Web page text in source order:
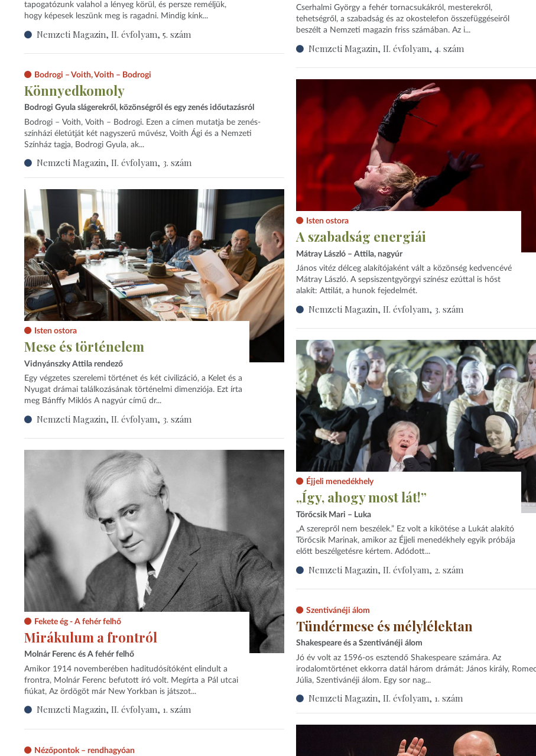
tapogatózunk valahol a lényeg körül, és persze reméljük,
hogy képesek leszünk meg is ragadni. Mindig kínk...
Nemzeti Magazin, II. évfolyam, 5. szám
Cserhalmi György a fehér tornacsukákról, mesterekről,
tehetségről, a szabadság és az okostelefon összefüggéseiről
beszélt a Nemzeti magazin friss számában. Az i...
Nemzeti Magazin, II. évfolyam, 4. szám
Bodrogi – Voith, Voith – Bodrogi
Könnyedkomoly
Bodrogi Gyula slágerekről, közönségről és egy zenés időutazásról
Bodrogi – Voith, Voith – Bodrogi. Ezen a címen mutatja be zenés-
színházi életútját két nagyszerű művész, Voith Ági és a Nemzeti
Színház tagja, Bodrogi Gyula, ak...
Nemzeti Magazin, II. évfolyam, 3. szám
Isten ostora
A szabadság energiái
Mátray László – Attila, nagyúr
János vitéz délceg alakítójaként vált a közönség kedvencévé
Mátray László. A sepsiszentgyörgyi színész ezúttal is hőst
alakít: Attilát, a hunok fejedelmét.
Nemzeti Magazin, II. évfolyam, 3. szám
Isten ostora
Mese és történelem
Vidnyánszky Attila rendező
Egy végzetes szerelemi történet és két civilizáció, a Kelet és a
Nyugat drámai találkozásának történelmi dimenziója. Ezt írta
meg Bánffy Miklós A nagyúr című dr...
Nemzeti Magazin, II. évfolyam, 3. szám
Éjjeli menedékhely
„Így, ahogy most lát!”
Törőcsik Mari – Luka
„A szerepről nem beszélek.” Ez volt a kikötése a Lukát alakító
Törőcsik Marinak, amikor az Éjjeli menedékhely egyik próbája
előtt beszélgetésre kértem. Adódott...
Nemzeti Magazin, II. évfolyam, 2. szám
Fekete ég - A fehér felhő
Mirákulum a frontról
Molnár Ferenc és A fehér felhő
Amikor 1914 novemberében haditudósítóként elindult a
frontra, Molnár Ferenc befutott író volt. Megírta a Pál utcai
fiúkat, Az ördögöt már New Yorkban is játszot...
Nemzeti Magazin, II. évfolyam, 1. szám
Szentivánéji álom
Tündérmese és mélylélektan
Shakespeare és a Szentivánéji álom
Jó év volt az 1596-os esztendő Shakespeare számára. Az
irodalomtörténet ekkorra datál három drámát: János király,
Júlia, Szentivánéji álom. Egy sor nag...
Nemzeti Magazin, II. évfolyam, 1. szám
Nézőpontok – rendhagyóan